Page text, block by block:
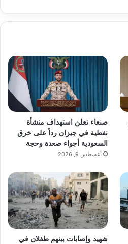
صنعاء تعلن استهداف منشأة
نفطية في جيزان رداً على خرق
السعودية أجواء صعدة وحجة
أغسطس 9, 2026
شهيد وإصابات بينهم طفلان في